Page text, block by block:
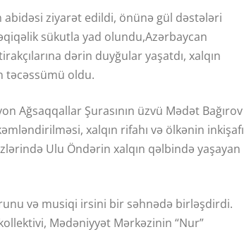
ziyarət edildi, önünə gül dəstələri
sükutla yad olundu,Azərbaycan
dərin duyğular yaşatdı, xalqın
təcəssümü oldu.
Ağsaqqallar Şurasının üzvü Mədət Bağırov
xalqın rifahı və ölkənin inkişafı
Ulu Öndərin xalqın qəlbində yaşayan
və musiqi irsini bir səhnədə birləşdirdi.
Mədəniyyət Mərkəzinin “Nur”